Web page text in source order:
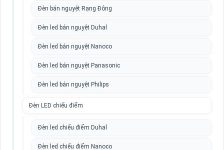
Đèn bán nguyệt Rạng Đông
Đèn led bán nguyệt Duhal
Đèn led bán nguyệt Nanoco
Đèn led bán nguyệt Panasonic
Đèn led bán nguyệt Philips
Đèn LED chiếu điểm
Đèn led chiếu điểm Duhal
Đèn led chiếu điểm Nanoco